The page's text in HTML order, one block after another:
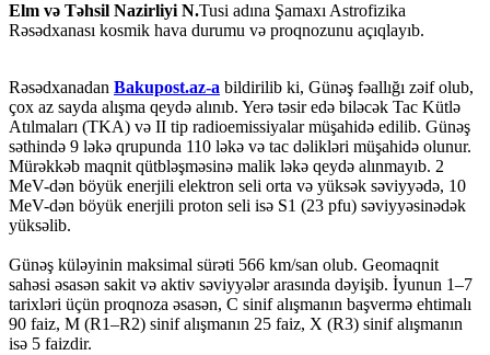
Elm və Təhsil Nazirliyi N.Tusi adına Şamaxı Astrofizika
Rəsədxanası kosmik hava durumu və proqnozunu açıqlayıb.
Rəsədxanadan Bakupost.az-a bildirilib ki, Günəş fəallığı zəif olub,
çox az sayda alışma qeydə alınıb. Yerə təsir edə biləcək Tac Kütlə
Atılmaları (TKA) və II tip radioemissiyalar müşahidə edilib. Günəş
səthində 9 ləkə qrupunda 110 ləkə və tac dəlikləri müşahidə olunur.
Mürəkkəb maqnit qütbləşməsinə malik ləkə qeydə alınmayıb. 2
MeV-dən böyük enerjili elektron seli orta və yüksək səviyyədə, 10
MeV-dən böyük enerjili proton seli isə S1 (23 pfu) səviyyəsinədək
yüksəlib.
Günəş küləyinin maksimal sürəti 566 km/san olub. Geomaqnit
sahəsi əsasən sakit və aktiv səviyyələr arasında dəyişib. İyunun 1–7
tarixləri üçün proqnoza əsasən, C sinif alışmanın başvermə ehtimalı
90 faiz, M (R1–R2) sinif alışmanın 25 faiz, X (R3) sinif alışmanın
isə 5 faizdir.